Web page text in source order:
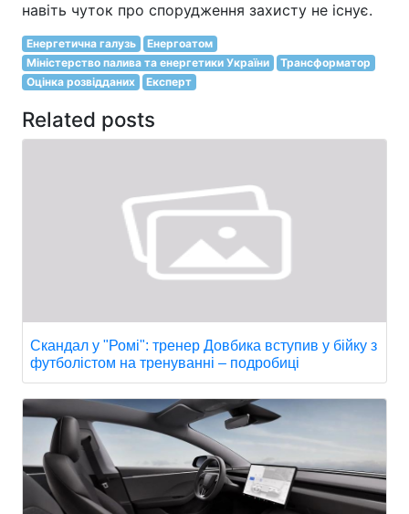
навіть чуток про спорудження захисту не існує.
Енергетична галузь
Енергоатом
Міністерство палива та енергетики України
Трансформатор
Оцінка розвідданих
Експерт
Related posts
Скандал у "Ромі": тренер Довбика вступив у бійку з
футболістом на тренуванні – подробиці